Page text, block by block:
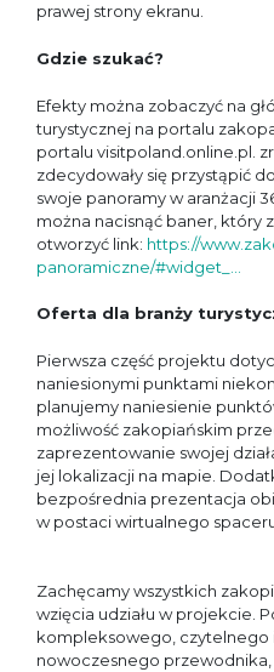
prawej strony ekranu.
Gdzie szukać?
Efekty można zobaczyć na
turystycznej na portalu
portalu visitpoland.online.pl.
zdecydowały się przystąpić
swoje panoramy w aranżacji
można nacisnąć baner, który
otworzyć link: https://
panoramiczne/#widget_...
Oferta dla branży
Pierwsza część projektu
naniesionymi punktami
planujemy naniesienie
możliwość zakopiańskim
zaprezentowanie swojej
jej lokalizacji na mapie.
bezpośrednia prezentacja
w postaci wirtualnego
Zachęcamy wszystkich
wzięcia udziału w projekcie.
kompleksowego, czytelnego
nowoczesnego